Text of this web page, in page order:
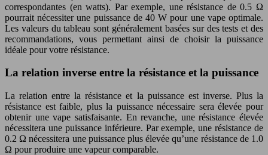
correspondantes (en watts). Par exemple, une résistance de 0.5 Ω
pourrait nécessiter une puissance de 40 W pour une vape optimale.
Les valeurs du tableau sont généralement basées sur des tests et des
recommandations, vous permettant ainsi de choisir la puissance
idéale pour votre résistance.
La relation inverse entre la résistance et la puissance
La relation entre la résistance et la puissance est inverse. Plus la
résistance est faible, plus la puissance nécessaire sera élevée pour
obtenir une vape satisfaisante. En revanche, une résistance élevée
nécessitera une puissance inférieure. Par exemple, une résistance de
0.2 Ω nécessitera une puissance plus élevée qu’une résistance de 1.0
Ω pour produire une vapeur comparable.